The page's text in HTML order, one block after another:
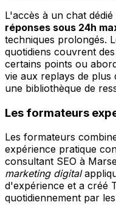
L'accès à un chat
réponses sous 24h
techniques prolongés.
quotidiens couvrent
certains points ou
vie aux replays de plus
une bibliothèque de
Les formateurs
Les formateurs
expérience pratique
consultant SEO à
marketing digital
d'expérience et a créé
quotidiennement par